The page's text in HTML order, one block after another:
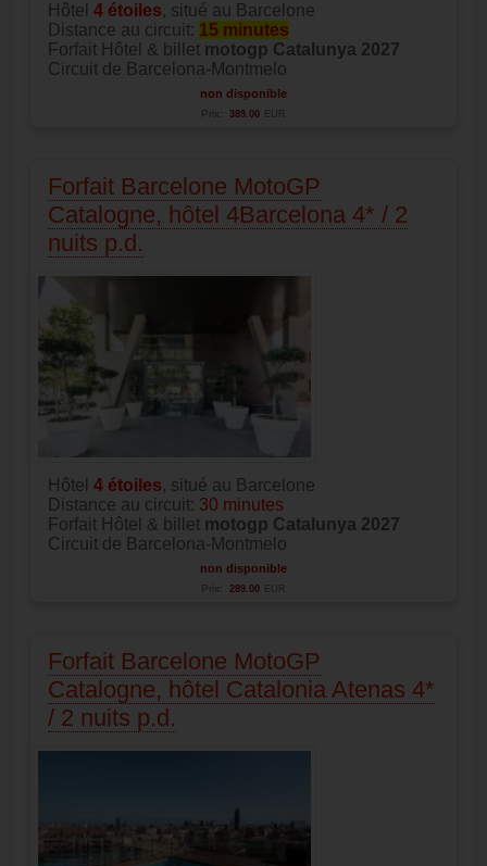
Hôtel 4 étoiles, situé au Barcelone
Distance au circuit: 15 minutes
Forfait Hôtel & billet motogp Catalunya 2027
Circuit de Barcelona-Montmelo
non disponible
Prix: 389.00 EUR
Forfait Barcelone MotoGP
Catalogne, hôtel 4Barcelona 4* / 2
nuits p.d.
Hôtel 4 étoiles, situé au Barcelone
Distance au circuit: 30 minutes
Forfait Hôtel & billet motogp Catalunya 2027
Circuit de Barcelona-Montmelo
non disponible
Prix: 289.00 EUR
Forfait Barcelone MotoGP
Catalogne, hôtel Catalonia Atenas 4*
/ 2 nuits p.d.